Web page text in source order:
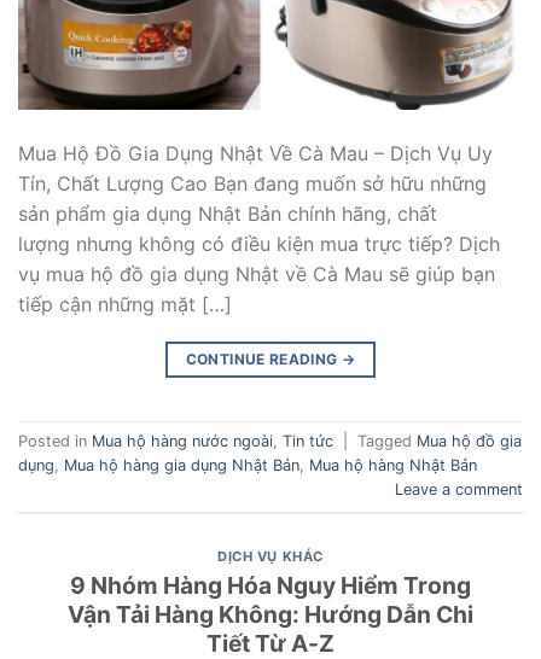
Mua Hộ Đồ Gia Dụng Nhật Về Cà Mau – Dịch Vụ Uy
Tín, Chất Lượng Cao Bạn đang muốn sở hữu những
sản phẩm gia dụng Nhật Bản chính hãng, chất
lượng nhưng không có điều kiện mua trực tiếp? Dịch
vụ mua hộ đồ gia dụng Nhật về Cà Mau sẽ giúp bạn
tiếp cận những mặt […]
CONTINUE READING →
Posted in Mua hộ hàng nước ngoài, Tin tức Tagged Mua hộ đồ gia
dụng, Mua hộ hàng gia dụng Nhật Bản, Mua hộ hàng Nhật Bản
Leave a comment
DỊCH VỤ KHÁC
9 Nhóm Hàng Hóa Nguy Hiểm Trong
Vận Tải Hàng Không: Hướng Dẫn Chi
Tiết Từ A-Z